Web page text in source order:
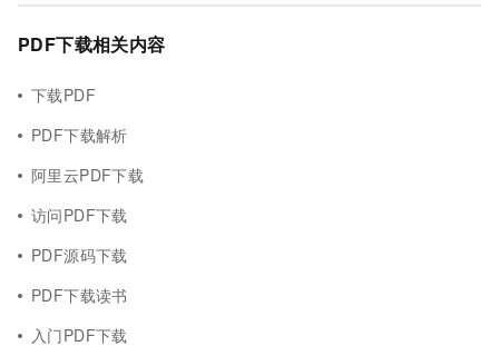
PDF下载相关内容
下载PDF
PDF下载解析
阿里云PDF下载
访问PDF下载
PDF源码下载
PDF下载读书
入门PDF下载